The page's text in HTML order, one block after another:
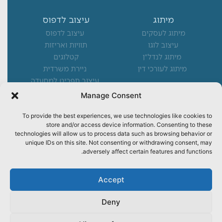
Manage Consent
To provide the best experiences, we use technologies like cookies to
store and/or access device information. Consenting to these
technologies will allow us to process data such as browsing behavior or
unique IDs on this site. Not consenting or withdrawing consent, may
adversely affect certain features and functions.
Accept
Deny
מיתוג
מיתוג לעסקים
עיצוב לוגו
מיתוג לנדל"ן
מיתוג לעורכי דין
עיצוב לדפוס
עיצוב לדפוס
תוויות ואריזות
קטלוגים
ניירת משרדית
עיצוב תפריט למסעדה
משרד פרסום בצפון
משרד פרסום בחיפה
משרד פרסום בקריות
נותנים שירות לעסקים בכל